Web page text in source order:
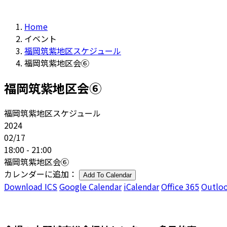
Home
イベント
福岡筑紫地区スケジュール
福岡筑紫地区会⑥
福岡筑紫地区会⑥
福岡筑紫地区スケジュール
2024
02/17
18:00 - 21:00
福岡筑紫地区会⑥
カレンダーに追加：
Add To Calendar
Download ICSGoogle Calendar iCalendarOffice 365